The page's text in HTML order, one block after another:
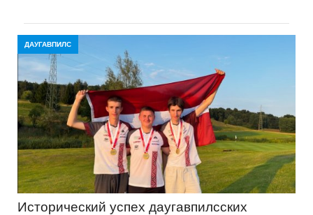
ДАУГАВПИЛС
Исторический успех даугавпилсских